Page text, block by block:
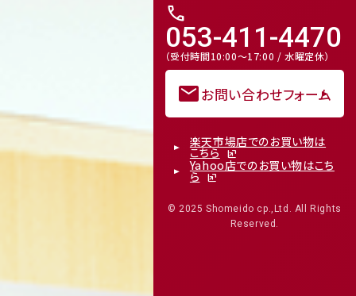
call
053-411-4470
（受付時間10:00～17:00 / 水曜定休）
mailお問い合わせフォーム
楽天市場店でのお買い物は
こちら
Yahoo店でのお買い物はこち
ら
© 2025 Shomeido cp.,Ltd. All Rights
Reserved.